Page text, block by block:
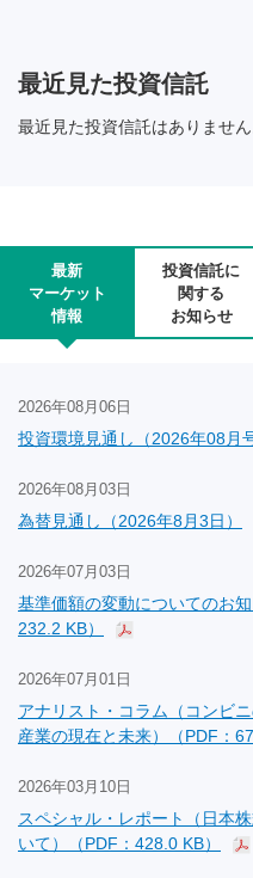
最近見た投資信託
最近見た投資信託はありません
最新
マーケット
情報
投資信託に
関する
お知らせ
2026年08月06日
投資環境見通し（2026年08月
2026年08月03日
為替見通し（2026年8月3日）
2026年07月03日
基準価額の変動についてのお
232.2 KB）
2026年07月01日
アナリスト・コラム（コンビ
産業の現在と未来）（PDF：
2026年03月10日
スペシャル・レポート（日本
いて）（PDF：428.0 KB）